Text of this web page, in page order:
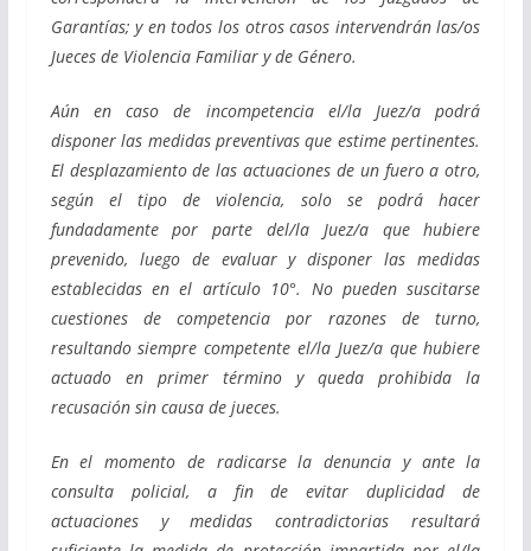
Garantías; y en todos los otros casos intervendrán las/os
Jueces de Violencia Familiar y de Género.
Aún en caso de incompetencia el/la Juez/a podrá
disponer las medidas preventivas que estime pertinentes.
El desplazamiento de las actuaciones de un fuero a otro,
según el tipo de violencia, solo se podrá hacer
fundadamente por parte del/la Juez/a que hubiere
prevenido, luego de evaluar y disponer las medidas
establecidas en el artículo 10°. No pueden suscitarse
cuestiones de competencia por razones de turno,
resultando siempre competente el/la Juez/a que hubiere
actuado en primer término y queda prohibida la
recusación sin causa de jueces.
En el momento de radicarse la denuncia y ante la
consulta policial, a fin de evitar duplicidad de
actuaciones y medidas contradictorias resultará